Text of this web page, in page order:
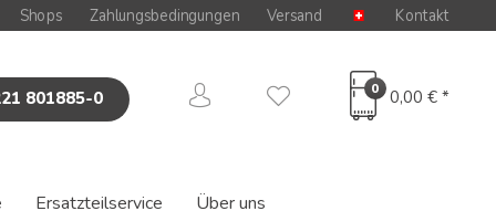
Shops Zahlungsbedingungen Versand Kontakt
801885-0 0 0,00 € *
Ersatzteilservice Über uns